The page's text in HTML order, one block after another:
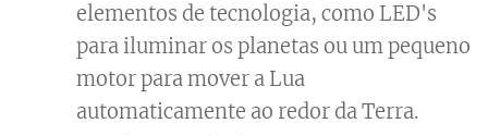
elementos de tecnologia, como LED's
para iluminar os planetas ou um pequeno
motor para mover a Lua
automaticamente ao redor da Terra.